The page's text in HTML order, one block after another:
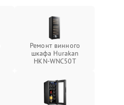
Ремонт винного
шкафа Hurakan
HKN-WNC50T